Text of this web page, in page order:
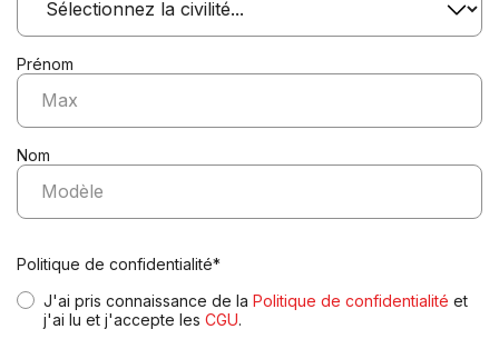
Prénom
Nom
Politique de confidentialité*
J'ai pris connaissance de la Politique de confidentialité et
j'ai lu et j'accepte les CGU.